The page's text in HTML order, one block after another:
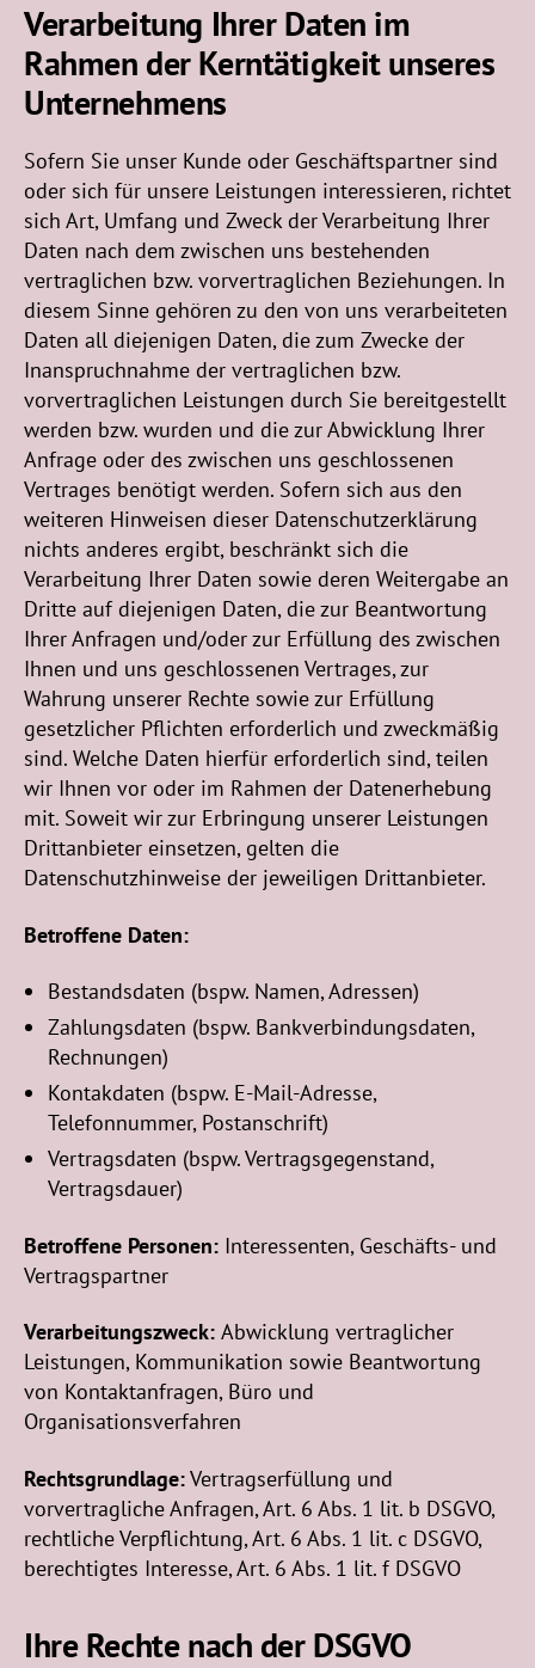
Verarbeitung Ihrer Daten im
Rahmen der Kerntätigkeit unseres
Unternehmens
Sofern Sie unser Kunde oder Geschäftspartner sind
oder sich für unsere Leistungen interessieren, richtet
sich Art, Umfang und Zweck der Verarbeitung Ihrer
Daten nach dem zwischen uns bestehenden
vertraglichen bzw. vorvertraglichen Beziehungen. In
diesem Sinne gehören zu den von uns verarbeiteten
Daten all diejenigen Daten, die zum Zwecke der
Inanspruchnahme der vertraglichen bzw.
vorvertraglichen Leistungen durch Sie bereitgestellt
werden bzw. wurden und die zur Abwicklung Ihrer
Anfrage oder des zwischen uns geschlossenen
Vertrages benötigt werden. Sofern sich aus den
weiteren Hinweisen dieser Datenschutzerklärung
nichts anderes ergibt, beschränkt sich die
Verarbeitung Ihrer Daten sowie deren Weitergabe an
Dritte auf diejenigen Daten, die zur Beantwortung
Ihrer Anfragen und/oder zur Erfüllung des zwischen
Ihnen und uns geschlossenen Vertrages, zur
Wahrung unserer Rechte sowie zur Erfüllung
gesetzlicher Pflichten erforderlich und zweckmäßig
sind. Welche Daten hierfür erforderlich sind, teilen
wir Ihnen vor oder im Rahmen der Datenerhebung
mit. Soweit wir zur Erbringung unserer Leistungen
Drittanbieter einsetzen, gelten die
Datenschutzhinweise der jeweiligen Drittanbieter.
Betroffene Daten:
Bestandsdaten (bspw. Namen, Adressen)
Zahlungsdaten (bspw. Bankverbindungsdaten,
Rechnungen)
Kontakdaten (bspw. E-Mail-Adresse,
Telefonnummer, Postanschrift)
Vertragsdaten (bspw. Vertragsgegenstand,
Vertragsdauer)
Betroffene Personen: Interessenten, Geschäfts- und
Vertragspartner
Verarbeitungszweck: Abwicklung vertraglicher
Leistungen, Kommunikation sowie Beantwortung
von Kontaktanfragen, Büro und
Organisationsverfahren
Rechtsgrundlage:Vertragserfüllung und
vorvertragliche Anfragen, Art. 6 Abs. 1 lit. b DSGVO,
rechtliche Verpflichtung, Art. 6 Abs. 1 lit. c DSGVO,
berechtigtes Interesse, Art. 6 Abs. 1 lit. f DSGVO
Ihre Rechte nach der DSGVO